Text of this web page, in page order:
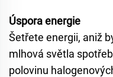
Úspora energie
Šetřete energii, aniž
mlhová světla
polovinu